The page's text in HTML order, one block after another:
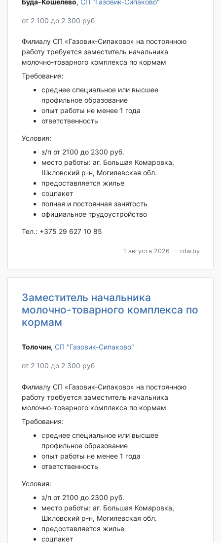
от 2 100 до 2 300 руб
Филиалу СП «Газовик-Сипаково» на постоянною
работу требуется заместитель начальника
молочно-товарного комплекса по кормам
Требования:
среднее специальное или высшее
профильное образование
опыт работы не менее 1 года
ответственность
Условия:
з/п от 2100 до 2300 руб.
место работы: аг. Большая Комаровка,
Шкловский р-н, Могилевская обл.
предоставляется жилье
соцпакет
полная и постоянная занятость
официальное трудоустройство
Тел.: +375 29 627 10 85
1 августа 2026 — rdw.by
Заместитель начальника
молочно-товарного комплекса по
кормам
Толочин‎, СП "Газовик-Сипаково"
от 2 100 до 2 300 руб
Филиалу СП «Газовик-Сипаково» на постоянною
работу требуется заместитель начальника
молочно-товарного комплекса по кормам
Требования:
среднее специальное или высшее
профильное образование
опыт работы не менее 1 года
ответственность
Условия:
з/п от 2100 до 2300 руб.
место работы: аг. Большая Комаровка,
Шкловский р-н, Могилевская обл.
предоставляется жилье
соцпакет